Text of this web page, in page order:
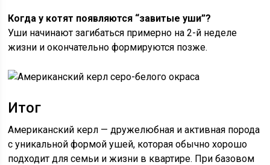
Когда у котят появляются “завитые уши”?
Уши начинают загибаться примерно на 2-й неделе
жизни и окончательно формируются позже.
Итог
Американский керл — дружелюбная и активная порода
с уникальной формой ушей, которая обычно хорошо
подходит для семьи и жизни в квартире. При базовом